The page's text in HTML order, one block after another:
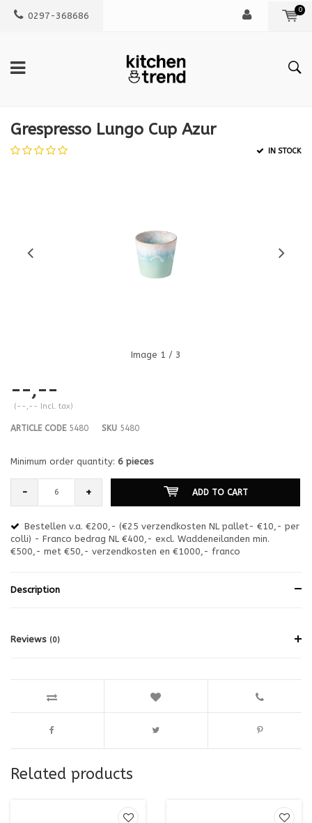
0297-368686
0
Grespresso Lungo Cup Azur
IN STOCK
Image 1 / 3
--,--
(--,-- Incl. tax)
ARTICLE CODE5480 SKU 5480
Minimum order quantity: 6 pieces
- + ADD TO CART
Bestellen v.a. €200,- (€25 verzendkosten NL pallet- €10,- per
colli) - Franco bedrag NL €400,- excl. Waddeneilanden min.
€500,- met €50,- verzendkosten en €1000,- franco
Description
Reviews (0)
Related products